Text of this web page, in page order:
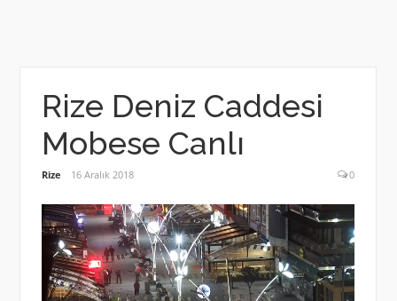
Rize Deniz Caddesi
Mobese Canlı
Rize 16 Aralık 2018 0